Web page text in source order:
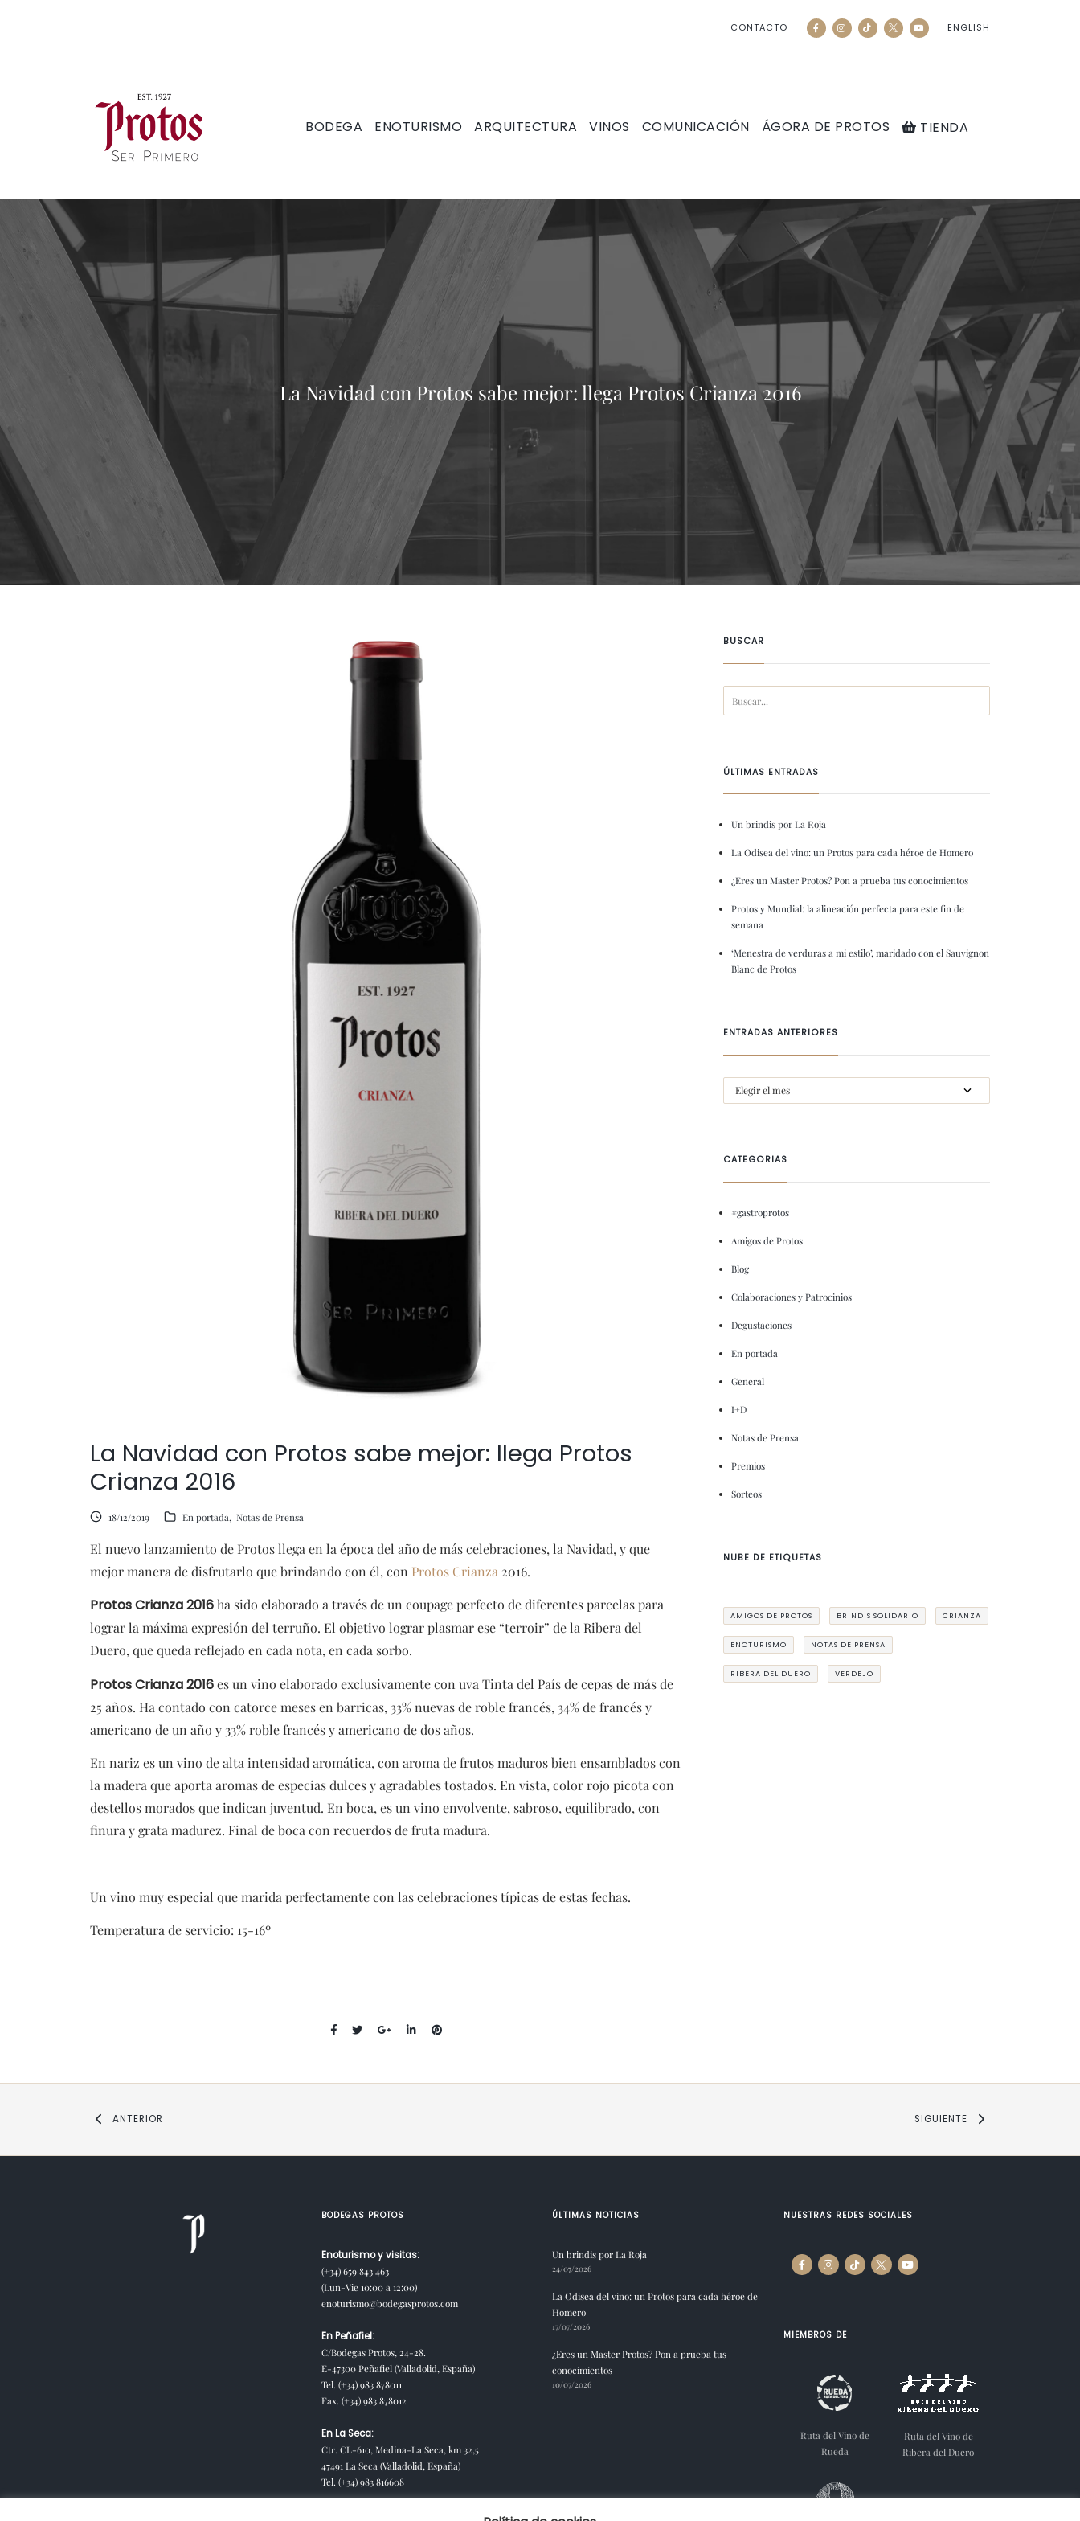
CONTACTO ENGLISH
BODEGA ENOTURISMO ARQUITECTURA VINOS COMUNICACIÓN ÁGORA DE PROTOS TIENDA
La Navidad con Protos sabe mejor: llega Protos Crianza 2016
La Navidad con Protos sabe mejor: llega Protos
Crianza 2016
18/12/2019 En portada Notas de Prensa
El nuevo lanzamiento de Protos llega en la época del año de más celebraciones, la Navidad, y que
mejor manera de disfrutarlo que brindando con él, con Protos Crianza 2016.
Protos Crianza 2016ha sido elaborado a través de un coupage perfecto de diferentes parcelas para
lograr la máxima expresión del terruño. El objetivo lograr plasmar ese “terroir” de la Ribera del
Duero, que queda reflejado en cada nota, en cada sorbo.
Protos Crianza 2016es un vino elaborado exclusivamente con uva Tinta del País de cepas de más de
25 años. Ha contado con catorce meses en barricas, 33% nuevas de roble francés, 34% de francés y
americano de un año y 33% roble francés y americano de dos años.
En nariz es un vino de alta intensidad aromática, con aroma de frutos maduros bien ensamblados con
la madera que aporta aromas de especias dulces y agradables tostados. En vista, color rojo picota con
destellos morados que indican juventud. En boca, es un vino envolvente, sabroso, equilibrado, con
finura y grata madurez. Final de boca con recuerdos de fruta madura.
Un vino muy especial que marida perfectamente con las celebraciones típicas de estas fechas.
Temperatura de servicio: 15-16º
BUSCAR
ÚLTIMAS ENTRADAS
Un brindis por La Roja
La Odisea del vino: un Protos para cada héroe de Homero
¿Eres un Master Protos? Pon a prueba tus conocimientos
Protos y Mundial: la alineación perfecta para este fin de
semana
‘Menestra de verduras a mi estilo’, maridado con el Sauvignon
Blanc de Protos
ENTRADAS ANTERIORES
CATEGORIAS
#gastroprotos
Amigos de Protos
Blog
Colaboraciones y Patrocinios
Degustaciones
En portada
General
I+D
Notas de Prensa
Premios
Sorteos
NUBE DE ETIQUETAS
AMIGOS DE PROTOS BRINDIS SOLIDARIO CRIANZA
ENOTURISMO NOTAS DE PRENSA
RIBERA DEL DUERO VERDEJO
ANTERIOR SIGUIENTE
BODEGAS PROTOS
Enoturismo y visitas:
(+34) 659 843 463
(Lun-Vie 10:00 a 12:00)
enoturismo@bodegasprotos.com
En Peñafiel:
C/Bodegas Protos, 24-28.
E-47300 Peñafiel (Valladolid, España)
Tel. (+34) 983 878011
Fax. (+34) 983 878012
En La Seca:
Ctr. CL-610, Medina-La Seca, km 32,5
47491 La Seca (Valladolid, España)
Tel. (+34) 983 816608
ÚLTIMAS NOTICIAS
Un brindis por La Roja
24/07/2026
La Odisea del vino: un Protos para cada héroe de
Homero
17/07/2026
¿Eres un Master Protos? Pon a prueba tus
conocimientos
10/07/2026
NUESTRAS REDES SOCIALES
MIEMBROS DE
Ruta del Vino de
Rueda
Ruta del Vino de
Ribera del Duero